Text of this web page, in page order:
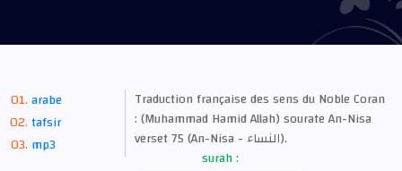
arabe
tafsir
mp3
Traduction française des sens du Noble Coran
: (Muhammad Hamid Allah) sourate An-Nisa
verset 75 (An-Nisa - النساء).
surah :